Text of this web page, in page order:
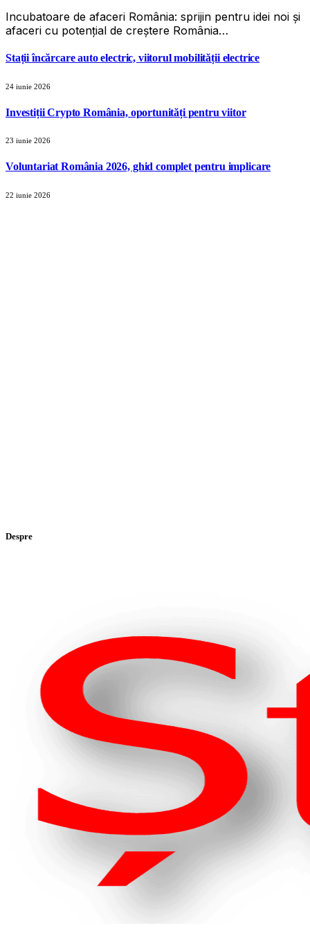
Incubatoare de afaceri România: sprijin pentru idei noi și
afaceri cu potențial de creștere România…
Stații încărcare auto electric, viitorul mobilității electrice
24 iunie 2026
Investiții Crypto România, oportunități pentru viitor
23 iunie 2026
Voluntariat România 2026, ghid complet pentru implicare
22 iunie 2026
Despre